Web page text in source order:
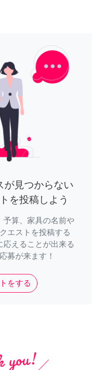
が見つからない
を投稿しよう
予算、家具の名前や
エストを投稿する
応えることが出来る
募が来ます！
をする